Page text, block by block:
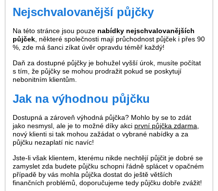
Nejschvalovanější půjčky
Na této stránce jsou pouze nabídky nejschvalovanějších
půjček , některé společnosti mají průchodnost půjček i přes 90
%, zde má šanci zíkat úvěr opravdu téměř každý!
Daň za dostupné půjčky je bohužel vyšší úrok, musíte počítat
s tím, že půjčky se mohou prodražit pokud se poskytují
nebonitním klientům.
Jak na výhodnou půjčku
Dostupná a zároveň výhodná půjčka? Mohlo by se to zdát
jako nesmysl, ale je to možné díky akci první půjčka zdarma
nový klienti si tak mohou zažádat o vybrané nabídky a za
půjčku nezaplatí nic navíc!
Jste-li však klientem, kterému nikde nechtějí půjčit je dobré se
zamyslet zda budete půjčku schopni řádně splácet v opačném
případě by vás mohla půjčka dostat do ještě větších
finančních problémů, doporučujeme tedy půjčku dobře zvážit!